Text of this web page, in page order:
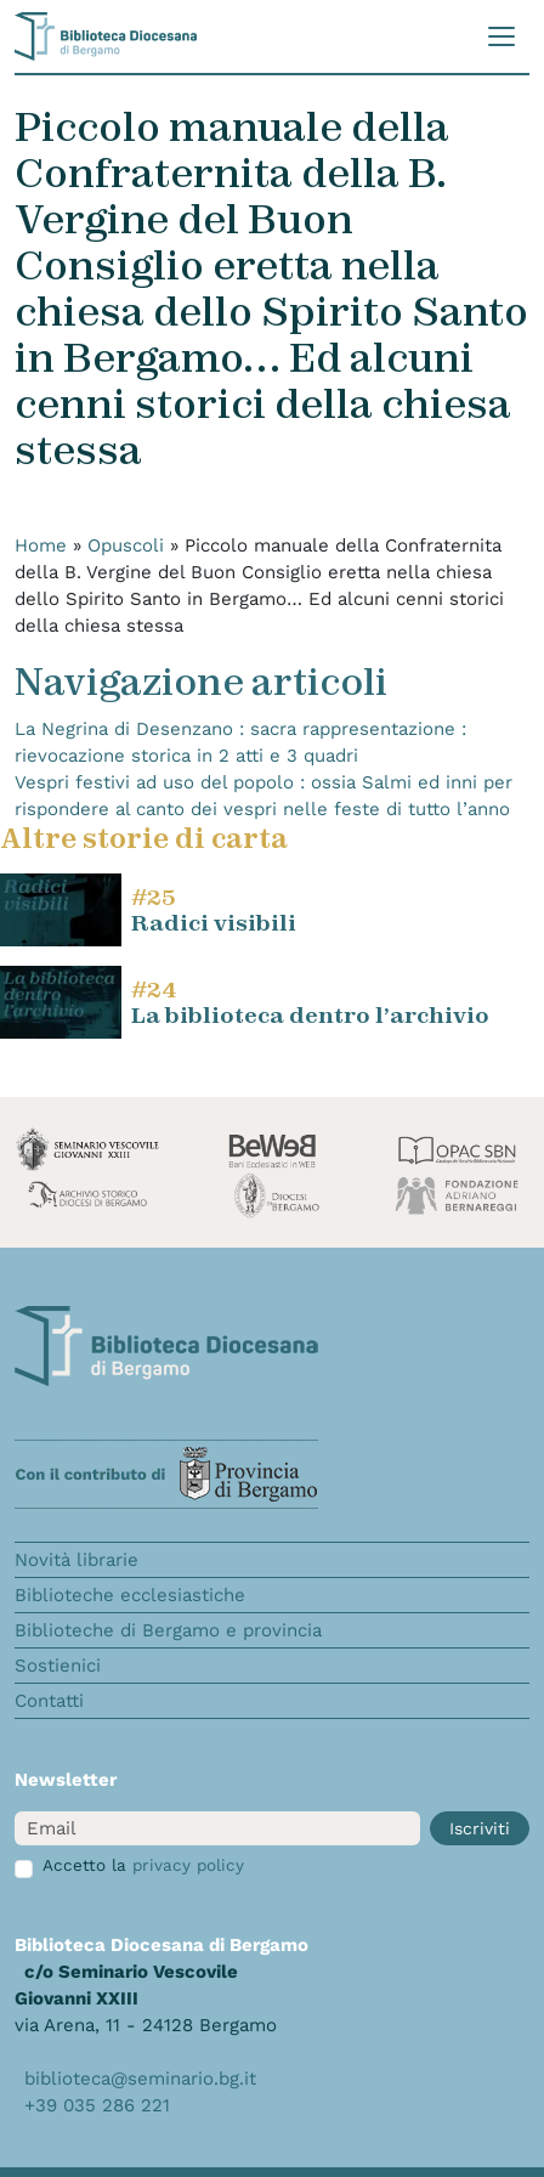
Skip to content
Piccolo manuale della
Confraternita della B.
Vergine del Buon
Consiglio eretta nella
chiesa dello Spirito Santo
in Bergamo… Ed alcuni
cenni storici della chiesa
stessa
Home » Opuscoli » Piccolo manuale della Confraternita
della B. Vergine del Buon Consiglio eretta nella chiesa
dello Spirito Santo in Bergamo… Ed alcuni cenni storici
della chiesa stessa
Navigazione articoli
La Negrina di Desenzano : sacra rappresentazione :
rievocazione storica in 2 atti e 3 quadri
Vespri festivi ad uso del popolo : ossia Salmi ed inni per
rispondere al canto dei vespri nelle feste di tutto l’anno
Altre storie di carta
#25
Radici visibili
#24
La biblioteca dentro l’archivio
Novità librarie
Biblioteche ecclesiastiche
Biblioteche di Bergamo e provincia
Sostienici
Contatti
Newsletter
Email
Iscriviti
Accetto la privacy policy
Biblioteca Diocesana di Bergamo
c/o Seminario Vescovile
Giovanni XXIII
via Arena, 11 - 24128 Bergamo
biblioteca@seminario.bg.it
+39 035 286 221